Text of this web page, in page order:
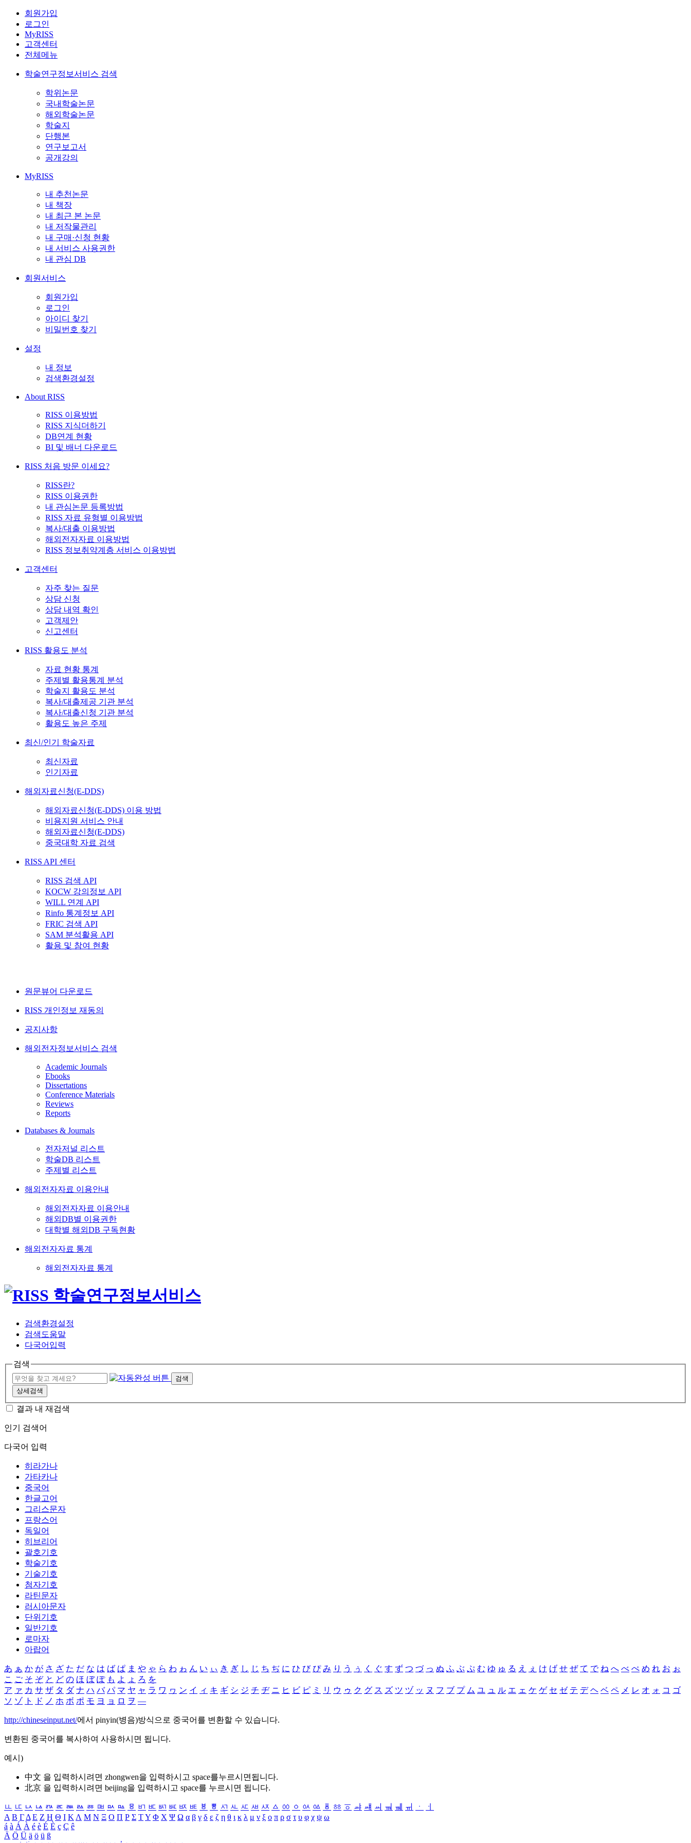
회원가입
로그인
MyRISS
고객센터
전체메뉴
학술연구정보서비스 검색
학위논문
국내학술논문
해외학술논문
학술지
단행본
연구보고서
공개강의
MyRISS
내 추천논문
내 책장
내 최근 본 논문
내 저작물관리
내 구매·신청 현황
내 서비스 사용권한
내 관심 DB
회원서비스
회원가입
로그인
아이디 찾기
비밀번호 찾기
설정
내 정보
검색환경설정
About RISS
RISS 이용방법
RISS 지식더하기
DB연계 현황
BI 및 배너 다운로드
RISS 처음 방문 이세요?
RISS란?
RISS 이용권한
내 관심논문 등록방법
RISS 자료 유형별 이용방법
복사/대출 이용방법
해외전자자료 이용방법
RISS 정보취약계층 서비스 이용방법
고객센터
자주 찾는 질문
상담 신청
상담 내역 확인
고객제안
신고센터
RISS 활용도 분석
자료 현황 통계
주제별 활용통계 분석
학술지 활용도 분석
복사/대출제공 기관 분석
복사/대출신청 기관 분석
활용도 높은 주제
최신/인기 학술자료
최신자료
인기자료
해외자료신청(E-DDS)
해외자료신청(E-DDS) 이용 방법
비용지원 서비스 안내
해외자료신청(E-DDS)
중국대학 자료 검색
RISS API 센터
RISS 검색 API
KOCW 강의정보 API
WILL 연계 API
Rinfo 통계정보 API
FRIC 검색 API
SAM 분석활용 API
활용 및 참여 현황
원문뷰어 다운로드
RISS 개인정보 재동의
공지사항
해외전자정보서비스 검색
Academic Journals
Ebooks
Dissertations
Conference Materials
Reviews
Reports
Databases & Journals
전자저널 리스트
학술DB 리스트
주제별 리스트
해외전자자료 이용안내
해외전자자료 이용안내
해외DB별 이용권한
대학별 해외DB 구독현황
해외전자자료 통계
해외전자자료 통계
검색환경설정
검색도움말
다국어입력
검색
검색
상세검색
결과 내 재검색
인기 검색어
다국어 입력
히라가나
가타카나
중국어
한글고어
그리스문자
프랑스어
독일어
히브리어
괄호기호
학술기호
기술기호
첨자기호
라틴문자
러시아문자
단위기호
일반기호
로마자
아랍어
あ ぁ か が さ ざ た だ な は ば ぱ ま や ゃ ら わ ゎ ん い ぃ き ぎ し じ ち ぢ に ひ び ぴ み り う ぅ く ぐ す ず つ づ っ ぬ ふ ぶ ぷ む ゆ ゅ る え ぇ け げ せ ぜ て で ね へ べ ぺ め れ お ぉ
こ ご そ ぞ と ど の ほ ぼ ぽ も よ ょ ろ を
ア ァ カ サ ザ タ ダ ナ ハ バ パ マ ヤ ャ ラ ワ ヮ ン イ ィ キ ギ シ ジ チ ヂ ニ ヒ ビ ピ ミ リ ウ ゥ ク グ ス ズ ツ ヅ ッ ヌ フ ブ プ ム ユ ュ ル エ ェ ケ ゲ セ ゼ テ デ ヘ ベ ペ メ レ オ ォ コ ゴ
ソ ゾ ト ド ノ ホ ボ ポ モ ヨ ョ ロ ヲ ―
http://chineseinput.net/에서 pinyin(병음)방식으로 중국어를 변환할 수 있습니다.
변환된 중국어를 복사하여 사용하시면 됩니다.
예시)
中文 을 입력하시려면 zhongwen을 입력하시고 space를누르시면됩니다.
北京 을 입력하시려면 beijing을 입력하시고 space를 누르시면 됩니다.
ㅥ ㅦ ㅧ ㅨ ㅩ ㅪ ㅫ ㅬ ㅭ ㅮ ㅯ ㅰ ㅱ ㅲ ㅳ ㅴ ㅵ ㅶ ㅷ ㅸ ㅹ ㅺ ㅻ ㅼ ㅽ ㅾ ㅿ ㆀ ㆁ ㆂ ㆃ ㆄ ㆅ ㆆ ㆇ ㆈ ㆉ ㆊ ㆋ ㆌ ㆍ
ㆎ
Α Β ΓΔ Ε Ζ Η Θ Ι ΚΛ Μ Ν Ξ Ο Π Ρ Σ ΤΥ Φ Χ Ψ Ω α β γ δ ε ζ η θ ι κ λ μ ν ξ ο π ρ σ τ υ φ χ ψ ω
á à Á À é è É È ç Ç ê
Ä Ö Ü ä ö ü ß